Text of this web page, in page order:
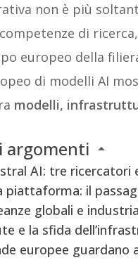
non è più
di
europeo della
di modelli AI
modelli,
argomenti
AI: tre ricercatori
piattaforma: il
globali e
e la sfida
europee guardano